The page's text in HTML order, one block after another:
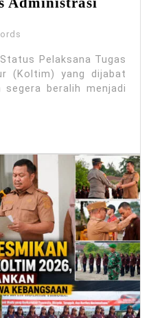
Pelaksana Tugas
(Koltim) yang dijabat
segera beralih menjadi